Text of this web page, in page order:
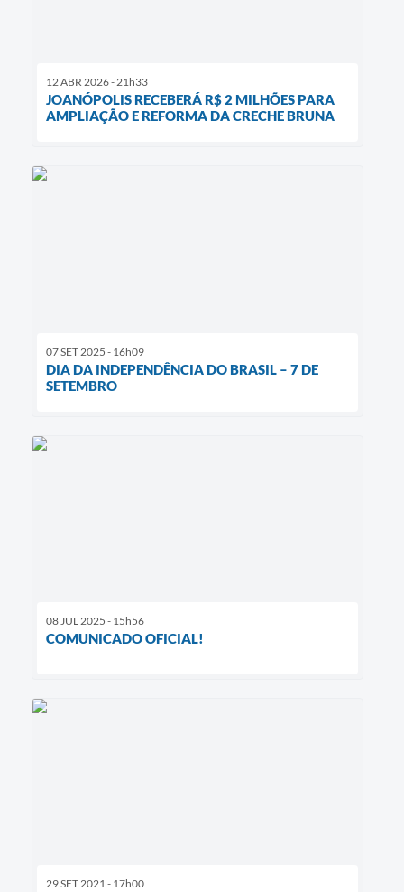
12 ABR 2026 - 21h33
JOANÓPOLIS RECEBERÁ R$ 2 MILHÕES PARA
AMPLIAÇÃO E REFORMA DA CRECHE BRUNA
07 SET 2025 - 16h09
DIA DA INDEPENDÊNCIA DO BRASIL – 7 DE
SETEMBRO
08 JUL 2025 - 15h56
COMUNICADO OFICIAL!
29 SET 2021 - 17h00